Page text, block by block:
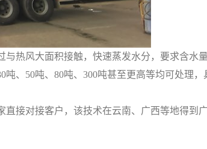
风大面积接触，快速蒸发水分，要求含水
、50吨、80吨、300吨甚至更高等均可处理，
接对接客户，该技术在云南、广西等地得到广